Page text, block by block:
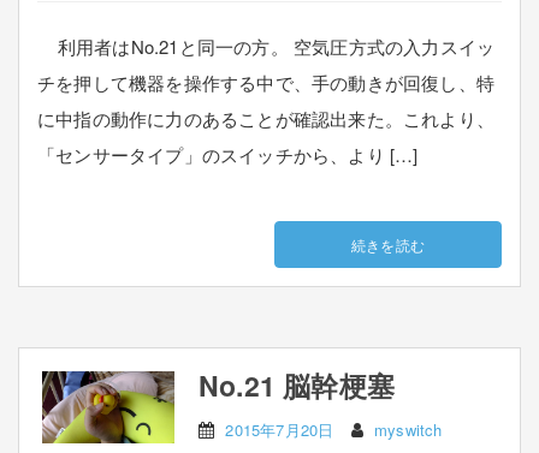
利用者はNo.21と同一の方。 空気圧方式の入力スイッ
チを押して機器を操作する中で、手の動きが回復し、特
に中指の動作に力のあることが確認出来た。これより、
「センサータイプ」のスイッチから、より […]
続きを読む
No.21 脳幹梗塞
2015年7月20日 myswitch